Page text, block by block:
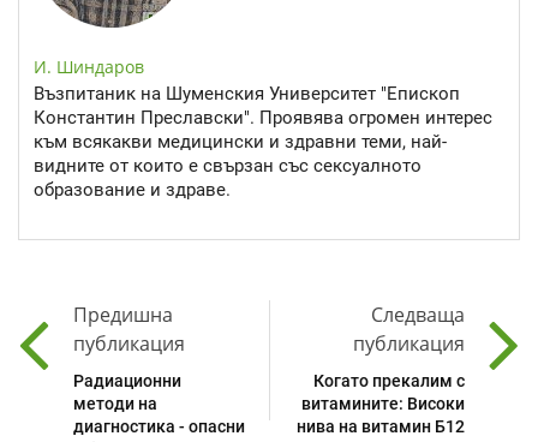
И. Шиндаров
Възпитаник на Шуменския Университет "Епископ
Константин Преславски". Проявява огромен интерес
към всякакви медицински и здравни теми, най-
видните от които е свързан със сексуалното
образование и здраве.
Предишна
публикация
Радиационни
методи на
диагностика - опасни
Следваща
публикация
Когато прекалим с
витамините: Високи
нива на витамин Б12